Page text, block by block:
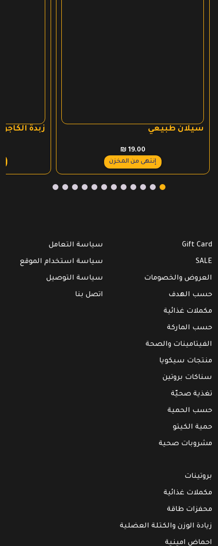
سيلان طبيعي
₪ 19.00
إنتهى من المخزن
زبدة الكاجو
Gift Card
SALE
العروض والخصومات
حسب الهدف
مكملات غذائية
حسب الماركة
الفيتامينات والصحة
منتجات سيكويا
سناكات بروتين
تغذية صحيّة
حسب الحمية
حمية الكيتو
مشروبات صحية
سياسة التعامل
سياسة استخدام الموقع
سياسة التوصيل
اتصل بنا
بروتينات
مكملات غذائية
محفزات طاقة
زيادة الوزن والكتلة العضلية
احماض امينية